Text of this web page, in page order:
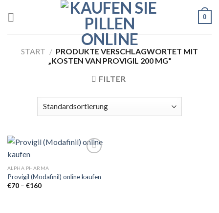
0
START / PRODUKTE VERSCHLAGWORTET MIT
„KOSTEN VAN PROVIGIL 200 MG“
FILTER
Add to
ALPHA PHARMA
Provigil (Modafinil) online kaufen
€70 – €160Preisspanne: